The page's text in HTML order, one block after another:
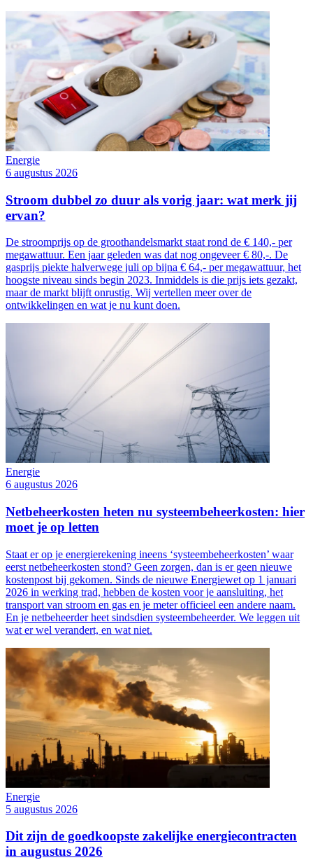
Energie
6 augustus 2026
Stroom dubbel zo duur als vorig jaar: wat merk jij
ervan?
De stroomprijs op de groothandelsmarkt staat rond de € 140,- per
megawattuur. Een jaar geleden was dat nog ongeveer € 80,-. De
gasprijs piekte halverwege juli op bijna € 64,- per megawattuur, het
hoogste niveau sinds begin 2023. Inmiddels is die prijs iets gezakt,
maar de markt blijft onrustig. Wij vertellen meer over de
ontwikkelingen en wat je nu kunt doen.
Energie
6 augustus 2026
Netbeheerkosten heten nu systeembeheerkosten: hier
moet je op letten
Staat er op je energierekening ineens ‘systeembeheerkosten’ waar
eerst netbeheerkosten stond? Geen zorgen, dan is er geen nieuwe
kostenpost bij gekomen. Sinds de nieuwe Energiewet op 1 januari
2026 in werking trad, hebben de kosten voor je aansluiting, het
transport van stroom en gas en je meter officieel een andere naam.
En je netbeheerder heet sindsdien systeembeheerder. We leggen uit
wat er wel verandert, en wat niet.
Energie
5 augustus 2026
Dit zijn de goedkoopste zakelijke energiecontracten
in augustus 2026